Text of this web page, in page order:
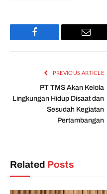
Facebook Email
PREVIOUS ARTICLE
PT TMS Akan Kelola
Lingkungan Hidup Disaat dan
Sesudah Kegiatan
Pertambangan
Related Posts